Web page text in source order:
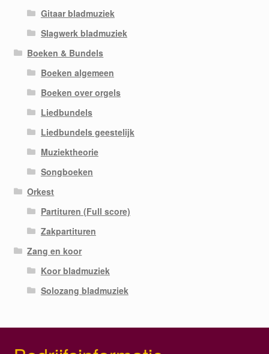
Gitaar bladmuziek
Slagwerk bladmuziek
Boeken & Bundels
Boeken algemeen
Boeken over orgels
Liedbundels
Liedbundels geestelijk
Muziektheorie
Songboeken
Orkest
Partituren (Full score)
Zakpartituren
Zang en koor
Koor bladmuziek
Solozang bladmuziek